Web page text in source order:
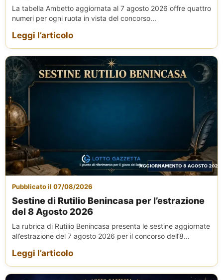
La tabella Ambetto aggiornata al 7 agosto 2026 offre quattro
numeri per ogni ruota in vista del concorso...
Leggi l’articolo
Pubblicato il 07/08/2026
Sestine di Rutilio Benincasa per l’estrazione
del 8 Agosto 2026
La rubrica di Rutilio Benincasa presenta le sestine aggiornate
all’estrazione del 7 agosto 2026 per il concorso dell’8...
Leggi l’articolo